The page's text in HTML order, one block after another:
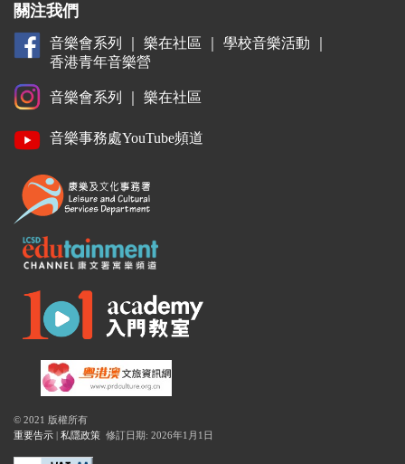
關注我們
音樂會系列 樂在社區 學校音樂活動
香港青年音樂營
音樂會系列 樂在社區
音樂事務處YouTube頻道
© 2021 版權所有
重要告示 | 私隱政策 修訂日期: 2026年1月1日